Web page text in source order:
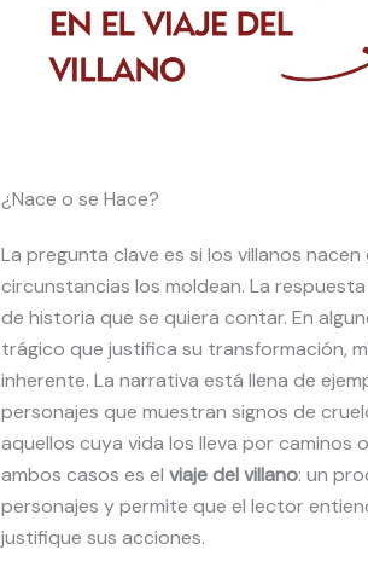
¿Nace o se Hace?
La pregunta clave es si los villanos
circunstancias los moldean. La
de historia que se quiera contar. En
trágico que justifica su transformación,
inherente. La narrativa está llena de
personajes que muestran signos de
aquellos cuya vida los lleva por caminos
ambos casos es el viaje del villano: un
personajes y permite que el lector
justifique sus acciones.